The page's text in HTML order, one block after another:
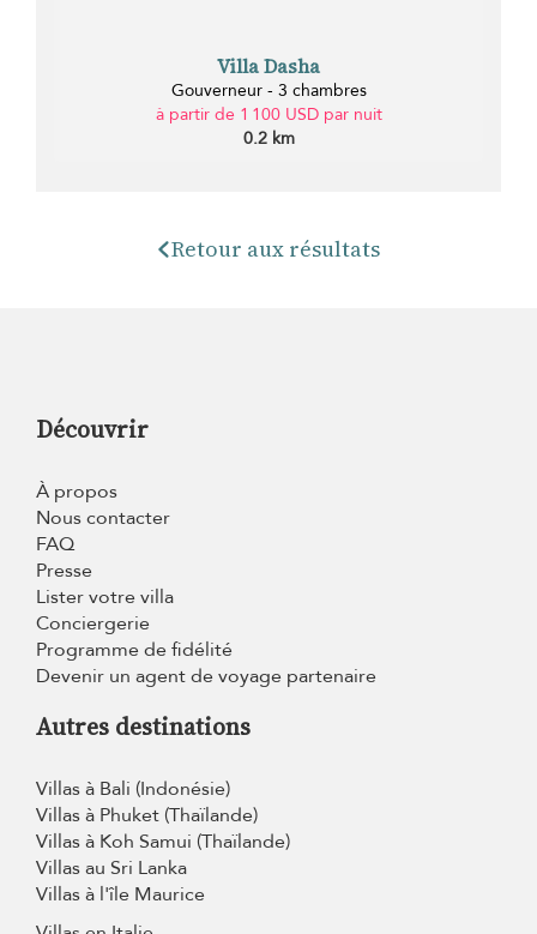
Villa Dasha
Gouverneur - 3 chambres
à partir de 1 100 USD par nuit
0.2 km
Retour aux résultats
Découvrir
À propos
Nous contacter
FAQ
Presse
Lister votre villa
Conciergerie
Programme de fidélité
Devenir un agent de voyage partenaire
Autres destinations
Villas à Bali (Indonésie)
Villas à Phuket (Thaïlande)
Villas à Koh Samui (Thaïlande)
Villas au Sri Lanka
Villas à l'île Maurice